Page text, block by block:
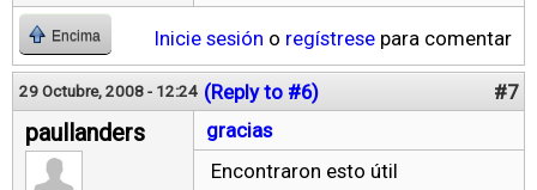
Encima Inicie sesión o regístrese para comentar
29 Octubre, 2008 - 12:24 (Reply to #6) #7
paullanders
gracias
Encontraron esto útil